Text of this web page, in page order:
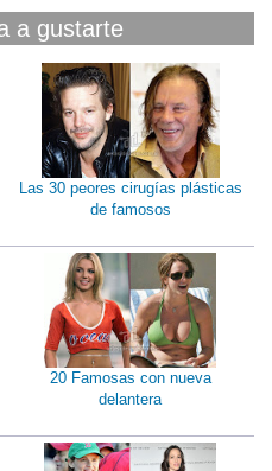
a gustarte
Las 30 peores cirugías plásticas
de famosos
20 Famosas con nueva
delantera